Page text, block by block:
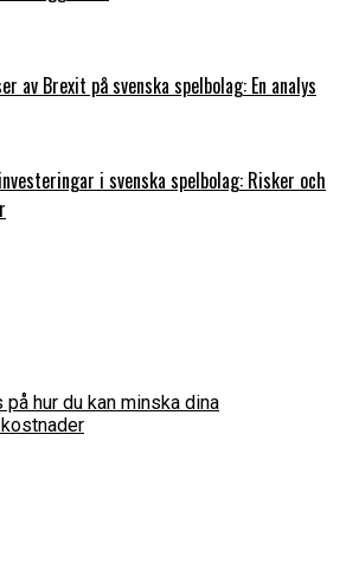
av Brexit på svenska spelbolag: En analys
i svenska spelbolag: Risker och
på hur du kan minska dina